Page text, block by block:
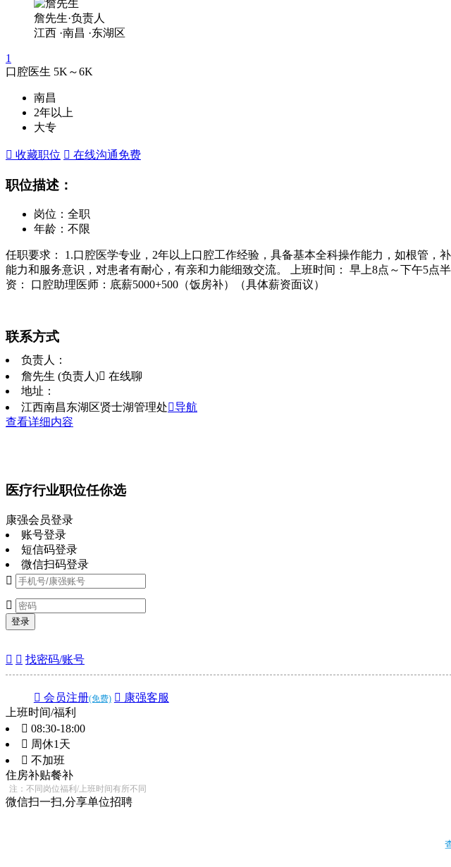
詹先生·负责人
江西 ·南昌 ·东湖区
1
口腔医生 5K～6K
南昌
2年以上
大专
 收藏职位  在线沟通免费
职位描述：
岗位：全职
年龄：不限
任职要求： 1.口腔医学专业，2年以上口腔工作经验，具备基本全科操作能力，如根管
能力和服务意识，对患者有耐心，有亲和力能细致交流。 上班时间： 早上8点～下午5
资： 口腔助理医师：底薪5000+500（饭房补）（具体薪资面议）
联系方式
负责人：
詹先生 (负责人) 在线聊
地址：
江西南昌东湖区贤士湖管理处导航
查看详细内容
医疗行业职位任你选
康强会员登录
账号登录
短信码登录
微信扫码登录


登录
  找密码/账号
 会员注册(免费)  康强客服
上班时间/福利
 08:30-18:00
 周休1天
 不加班
住房补贴餐补
注：不同岗位福利/上班时间有所不同
微信扫一扫,分享单位招聘